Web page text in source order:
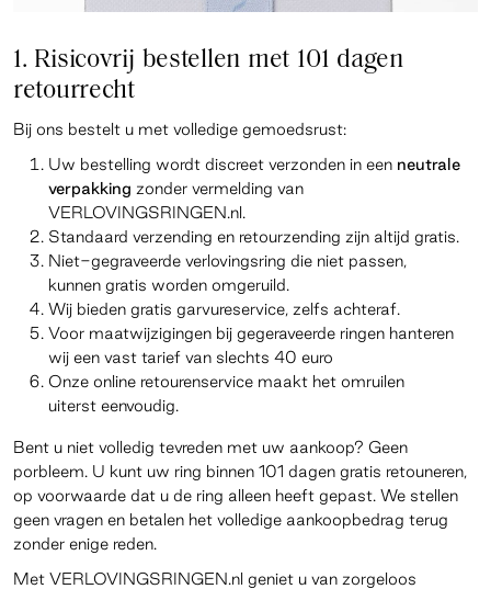
1. Risicovrij bestellen met 101 dagen
retourrecht
Bij ons bestelt u met volledige gemoedsrust:
Uw bestelling wordt discreet verzonden in een neutrale
verpakking zonder vermelding van
VERLOVINGSRINGEN.nl.
Standaard verzending en retourzending zijn altijd gratis.
Niet-gegraveerde verlovingsring die niet passen,
kunnen gratis worden omgeruild.
Wij bieden gratis garvureservice, zelfs achteraf.
Voor maatwijzigingen bij gegeraveerde ringen hanteren
wij een vast tarief van slechts 40 euro
Onze online retourenservice maakt het omruilen
uiterst eenvoudig.
Bent u niet volledig tevreden met uw aankoop? Geen
porbleem. U kunt uw ring binnen 101 dagen gratis retouneren,
op voorwaarde dat u de ring alleen heeft gepast. We stellen
geen vragen en betalen het volledige aankoopbedrag terug
zonder enige reden.
Met VERLOVINGSRINGEN.nl geniet u van zorgeloos